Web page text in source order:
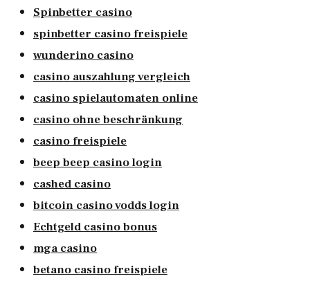
Spinbetter casino
spinbetter casino freispiele
wunderino casino
casino auszahlung vergleich
casino spielautomaten online
casino ohne beschränkung
casino freispiele
beep beep casino login
cashed casino
bitcoin casino vodds login
Echtgeld casino bonus
mga casino
betano casino freispiele